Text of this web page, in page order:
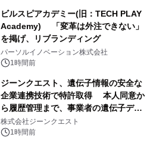
ビルスピアカデミー(旧：TECH PLAY
Academy) 「変革は外注できない」
を掲げ、リブランディング
パーソルイノベーション株式会社
1時間前
ジーンクエスト、遺伝子情報の安全な
企業連携技術で特許取得 本人同意か
ら履歴管理まで、事業者の遺伝子デー
タ活用を支援
株式会社ジーンクエスト
1時間前